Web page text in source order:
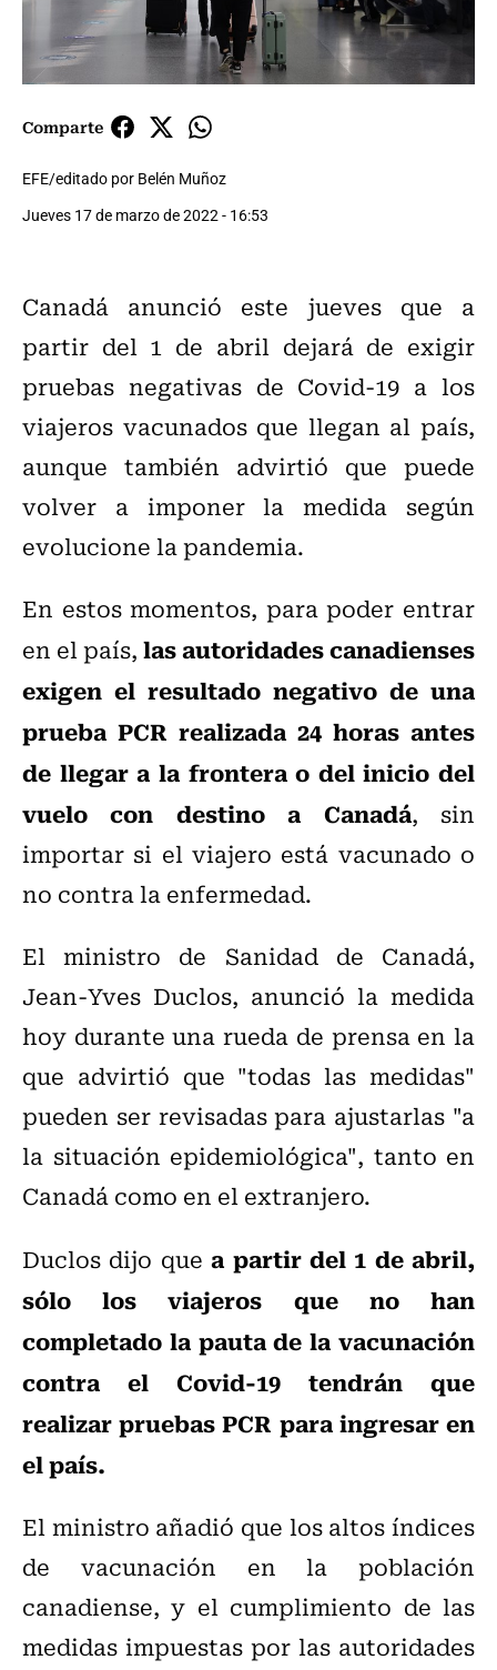
Comparte
EFE/editado por Belén Muñoz
Jueves 17 de marzo de 2022 - 16:53
Canadá anunció este jueves que a
partir del 1 de abril dejará de exigir
pruebas negativas de Covid-19 a los
viajeros vacunados que llegan al país,
aunque también advirtió que puede
volver a imponer la medida según
evolucione la pandemia.
En estos momentos, para poder entrar
en el país,las autoridades canadienses
exigen el resultado negativo de una
prueba PCR realizada 24 horas antes
de llegar a la frontera o del inicio del
vuelo con destino a Canadá, sin
importar si el viajero está vacunado o
no contra la enfermedad.
El ministro de Sanidad de Canadá,
Jean-Yves Duclos, anunció la medida
hoy durante una rueda de prensa en la
que advirtió que "todas las medidas"
pueden ser revisadas para ajustarlas "a
la situación epidemiológica", tanto en
Canadá como en el extranjero.
Duclos dijo quea partir del 1 de abril,
sólo los viajeros que no han
completado la pauta de la vacunación
contra el Covid-19 tendrán que
realizar pruebas PCR para ingresar en
el país.
El ministro añadió que los altos índices
de vacunación en la población
canadiense, y el cumplimiento de las
medidas impuestas por las autoridades